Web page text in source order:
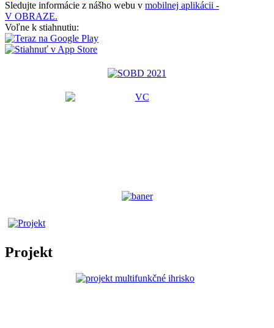
Sledujte informácie z nášho webu v mobilnej aplikácii -
V OBRAZE.
Voľne k stiahnutiu:
Projekt